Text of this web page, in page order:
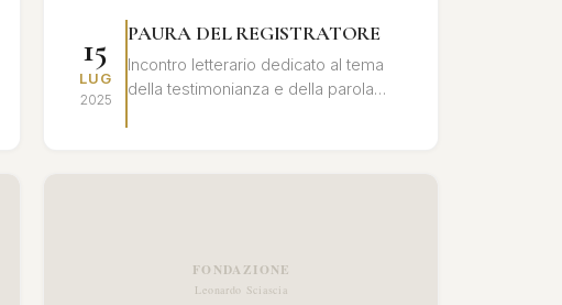
15
LUG
2025
PAURA DEL REGISTRATORE
Incontro letterario dedicato al tema
della testimonianza e della parola